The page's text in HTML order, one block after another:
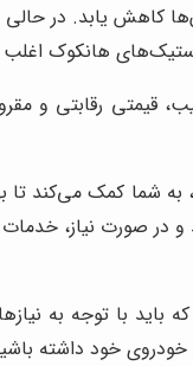
کاهش یابد. در
هانکوک اغلب
قیمتی رقابتی
کمک می‌کند تا
در صورت نیاز،
با توجه به
خودروی خود داشته